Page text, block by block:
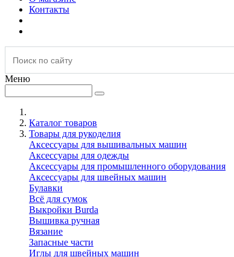
Контакты
Меню
Каталог товаров
Товары для рукоделия
Аксессуары для вышивальных машин
Аксессуары для одежды
Аксессуары для промышленного оборудования
Аксессуары для швейных машин
Булавки
Всё для сумок
Выкройки Burda
Вышивка ручная
Вязание
Запасные части
Иглы для швейных машин